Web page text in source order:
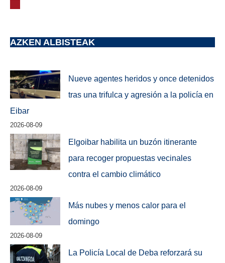
AZKEN ALBISTEAK
Nueve agentes heridos y once detenidos
tras una trifulca y agresión a la policía en
Eibar
2026-08-09
Elgoibar habilita un buzón itinerante
para recoger propuestas vecinales
contra el cambio climático
2026-08-09
Más nubes y menos calor para el
domingo
2026-08-09
La Policía Local de Deba reforzará su